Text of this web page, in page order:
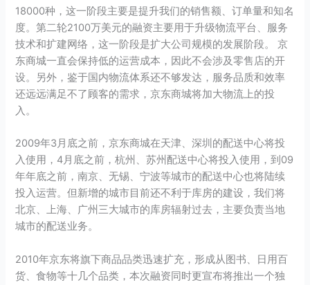
18000种，这一阶段主要是提升我们的销售额、订单量和知名
度。第二轮2100万美元的融资主要用于升级物流平台、服务
技术和扩建网络，这一阶段是扩大公司规模的发展阶段。 京
东商城一直会保持低的运营成本，因此不会涉及零售店的开
设。另外，鉴于国内物流体系还不够发达，服务品质和效率
还远远满足不了顾客的需求，京东商城将加大物流上的投
入。
2009年3月底之前，京东商城在天津、深圳的配送中心将投
入使用，4月底之前，杭州、苏州配送中心将投入使用，到09
年年底之前，南京、无锡、宁波等城市的配送中心也将陆续
投入运营。但新增的城市目前还不利于库房的建设，我们将
北京、上海、广州三大城市的库房辐射过去，主要负责当地
城市的配送业务。
2010年京东将旗下商品品类迅速扩充，形成从图书、日用百
货、食物等十几个品类，本次融资同时更宣布将推出一个独